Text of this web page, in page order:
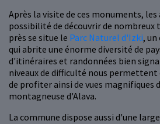
Après la visite de ces monuments,
possibilité de découvrir de nombreux
près se situe le Parc Naturel d'Izki,
qui abrite une énorme diversité de
d'itinéraires et randonnées bien
niveaux de difficulté nous permettent
de profiter ainsi de vues magnifiques
montagneuse d'Alava.
La commune dispose aussi d'une large